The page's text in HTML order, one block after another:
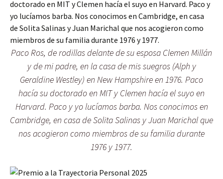
Paco Ros, de rodillas delante de su esposa Clemen Millán
y de mi padre, en la casa de mis suegros (Alph y
Geraldine Westley) en New Hampshire en 1976. Paco
hacía su doctorado en MIT y Clemen hacía el suyo en
Harvard. Paco y yo lucíamos barba. Nos conocimos en
Cambridge, en casa de Solita Salinas y Juan Marichal que
nos acogieron como miembros de su familia durante
1976 y 1977.